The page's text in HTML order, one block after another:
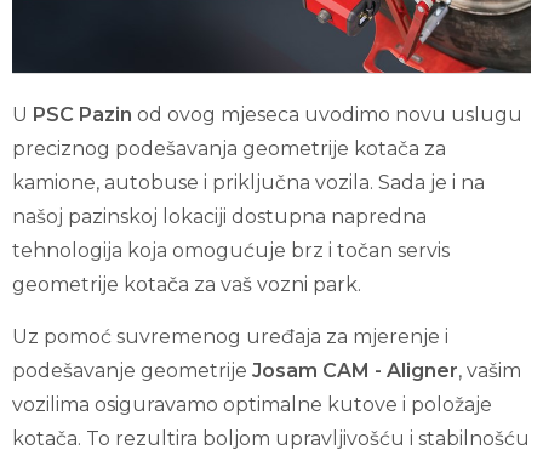
U PSC Pazin od ovog mjeseca uvodimo novu uslugu
preciznog podešavanja geometrije kotača za
kamione, autobuse i priključna vozila. Sada je i na
našoj pazinskoj lokaciji dostupna napredna
tehnologija koja omogućuje brz i točan servis
geometrije kotača za vaš vozni park.
Uz pomoć suvremenog uređaja za mjerenje i
podešavanje geometrije Josam CAM - Aligner, vašim
vozilima osiguravamo optimalne kutove i položaje
kotača. To rezultira boljom upravljivošću i stabilnošću